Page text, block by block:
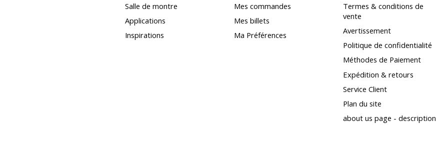
Salle de montre
Applications
Inspirations
Mes commandes
Mes billets
Ma Préférences
Termes & conditions de
vente
Avertissement
Politique de confidentialité
Méthodes de Paiement
Expédition & retours
Service Client
Plan du site
about us page - description